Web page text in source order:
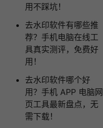
用不踩坑！
去水印软件有哪些推
荐？手机电脑在线工
具真实测评，免费好
用！
去水印软件哪个好
用？手机 APP 电脑网
页工具最新盘点，无
需下载！